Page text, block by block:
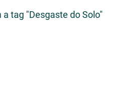
tag "Desgaste do Solo"